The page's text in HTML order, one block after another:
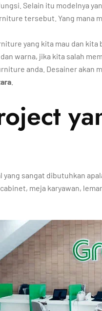
Selain itu modelnya
tersebut. Yang mana
yang kita mau dan
warna, jika kita salah
anda. Desainer akan
sangat dibutuhkan
meja karyawan,